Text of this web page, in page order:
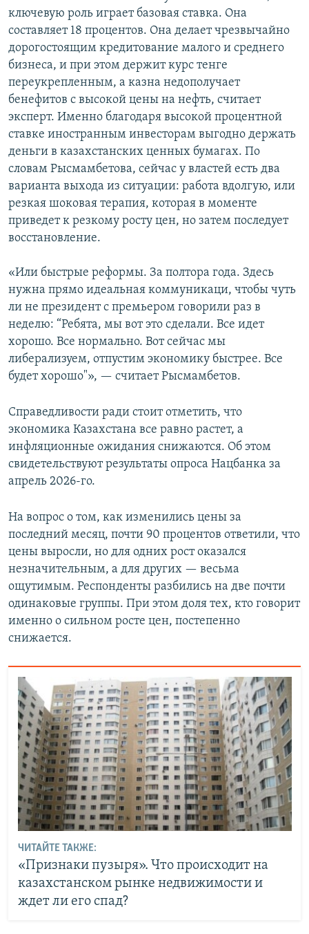
ключевую роль играет базовая ставка. Она
составляет 18 процентов. Она делает чрезвычайно
дорогостоящим кредитование малого и среднего
бизнеса, и при этом держит курс тенге
переукрепленным, а казна недополучает
бенефитов с высокой цены на нефть, считает
эксперт. Именно благодаря высокой процентной
ставке иностранным инвесторам выгодно держать
деньги в казахстанских ценных бумагах. По
словам Рысмамбетова, сейчас у властей есть два
варианта выхода из ситуации: работа вдолгую, или
резкая шоковая терапия, которая в моменте
приведет к резкому росту цен, но затем последует
восстановление.
«Или быстрые реформы. За полтора года. Здесь
нужна прямо идеальная коммуникаци, чтобы чуть
ли не президент с премьером говорили раз в
неделю: “Ребята, мы вот это сделали. Все идет
хорошо. Все нормально. Вот сейчас мы
либерализуем, отпустим экономику быстрее. Все
будет хорошо"», — считает Рысмамбетов.
Справедливости ради стоит отметить, что
экономика Казахстана все равно растет, а
инфляционные ожидания снижаются. Об этом
свидетельствуют результаты опроса Нацбанка за
апрель 2026-го.
На вопрос о том, как изменились цены за
последний месяц, почти 90 процентов ответили, что
цены выросли, но для одних рост оказался
незначительным, а для других — весьма
ощутимым. Респонденты разбились на две почти
одинаковые группы. При этом доля тех, кто говорит
именно о сильном росте цен, постепенно
снижается.
ЧИТАЙТЕ ТАКЖЕ:
«Признаки пузыря». Что происходит на
казахстанском рынке недвижимости и
ждет ли его спад?